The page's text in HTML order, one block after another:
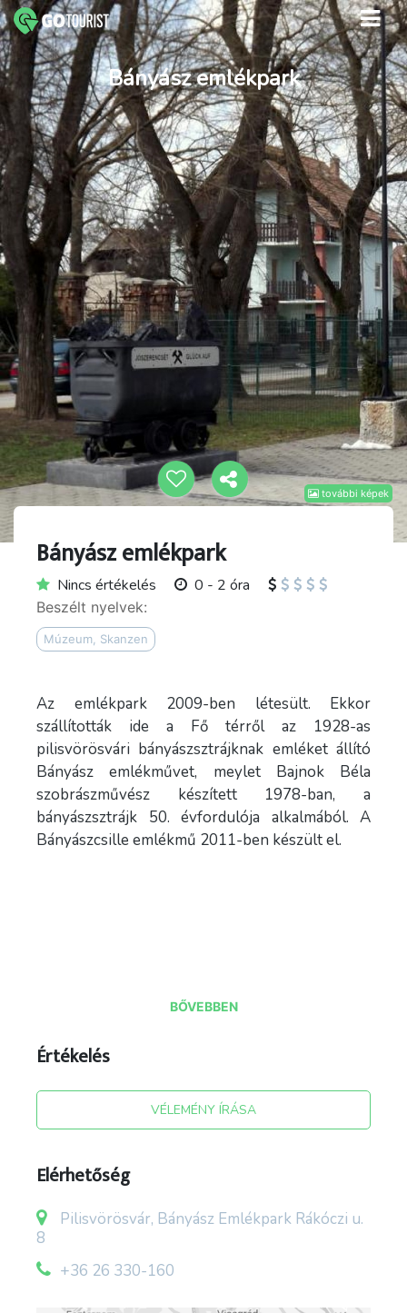
további képek
Bányász emlékpark
Bányász emlékpark
Nincs értékelés 0 - 2 óra
Beszélt nyelvek:
Múzeum, Skanzen
Az emlékpark 2009-ben létesült. Ekkor
szállították ide a Fő térről az 1928-as
pilisvörösvári bányászsztrájknak emléket állító
Bányász emlékművet, meylet Bajnok Béla
szobrászművész készített 1978-ban, a
bányászsztrájk 50. évfordulója alkalmából. A
Bányászcsille emlékmű 2011-ben készült el.
forrás: pilisvorosvar.hu
BŐVEBBEN
Értékelés
VÉLEMÉNY ÍRÁSA
Elérhetőség
Pilisvörösvár, Bányász Emlékpark Rákóczi u.
8
+36 26 330-160